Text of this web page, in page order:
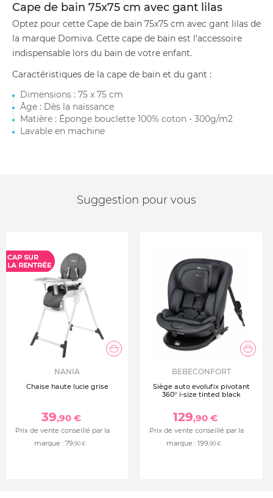
Cape de bain 75x75 cm avec gant lilas
Optez pour cette Cape de bain 75x75 cm avec gant lilas de
la marque Domiva. Cette cape de bain est l'accessoire
indispensable lors du bain de votre enfant.
Caractéristiques de la cape de bain et du gant :
Dimensions : 75 x 75 cm
Âge : Dès la naissance
Matière : Éponge bouclette 100% coton - 300g/m2
Lavable en machine
Suggestion pour vous
NANIA
Chaise haute lucie grise
39,90 €
Prix de vente conseillé par la
marque : 79,90 €
BEBECONFORT
Siège auto evolufix pivotant
360° i-size tinted black
129,90 €
Prix de vente conseillé par la
marque : 199,90 €